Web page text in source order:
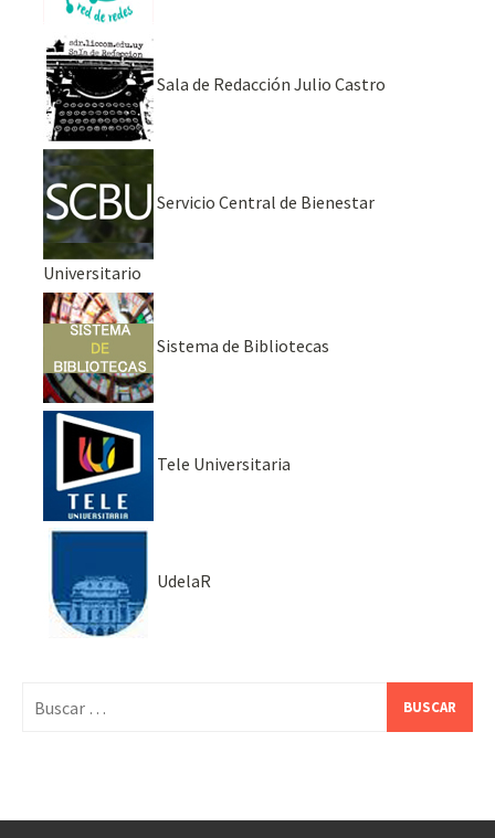
Sala de Redacción Julio Castro
Servicio Central de Bienestar
Universitario
Sistema de Bibliotecas
Tele Universitaria
UdelaR